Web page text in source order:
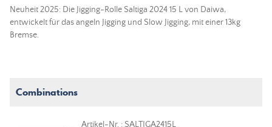
Neuheit 2025: Die Jigging-Rolle Saltiga 2024 15 L von Daiwa,
entwickelt für das angeln Jigging und Slow Jigging, mit einer 13kg
Bremse.
Combinations
Artikel-Nr. : SALTIGA2415L